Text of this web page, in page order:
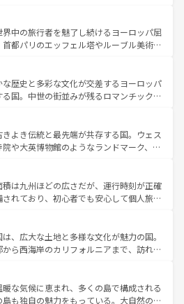
リアで、忘れられない旅をしてみよう！
タリア情報はコンテンツ一覧 を参照してほ
国では、情熱的なフラメンコ、熱気あふ
美味しいタパスが生活の一部となってい
ドの洗練された雰囲気や、バルセロナの
かなビーチリゾートまで多彩な表情を見
って風土や気候が異なるスペインはその個
性で訪れる人を魅了する。 なお、新着のスペイン情報はコ
界中の旅行者を魅了し続けるヨーロッパ屈
都パリのエッフェル塔やルーブル美術館
詰まっている。華麗な宮殿、歴史的な大
ーチ、そして豊かな自然が、訪れる者を心
た、フランスは美食の国としても知ら
の発祥地であるランス、プロヴァンスの
ー畑など、多彩な楽しみ方が可能だ。さ
の地域にも魅力が溢れており、どの街角に
ぶとそれぞれで全く異なる文化を体験で
だろう。 なお、新着のフランス情報はコンテンツ一覧
。
な歴史と多彩な文化が交差するヨーロッパ
国。中世の街並みが残るロマンチック街
、どこを歩いても飽きることがない。ベ
気、バイエルン州のアルプスの絶景、そ
いのワイン畑といった風景は必見。ビール
ぜひ体験してほしい。 なお、新着の
ンテンツ一覧を参照してほしい。
よき伝統と最先端が共存する国。ウェス
院や大英博物館のようなランドマーク、歴
魅力がある。また、優雅なアフタヌーン
好きにはたまらない英国パブ、サッカー観
らこそできる体験も豊富。イギリスを旅
てほしい。
積は九州ほどの広さだが、運行時刻が正確
れており、初心者でも安心して個人旅行
残る町や、スイスならではのユニークな
ルプス観光だけでなく町歩きも満喫する
民の所得が高いため物価も高いが、旅行
観光を楽しむこともできる。 なお、新
はコンテンツ一覧 を参照してほしい。
、広大な土地と多様な文化が魅力の国。
ら西海岸のカリフォルニアまで、訪れる
は、観光、ショッピング、エンターテイ
た刺激的なスポットだ。一方、アメリカ
が広がり、グランドキャニオンやイエロー
な気候に恵まれ、多くの島で構成される
も独自の魅力をもっている。大自然の神